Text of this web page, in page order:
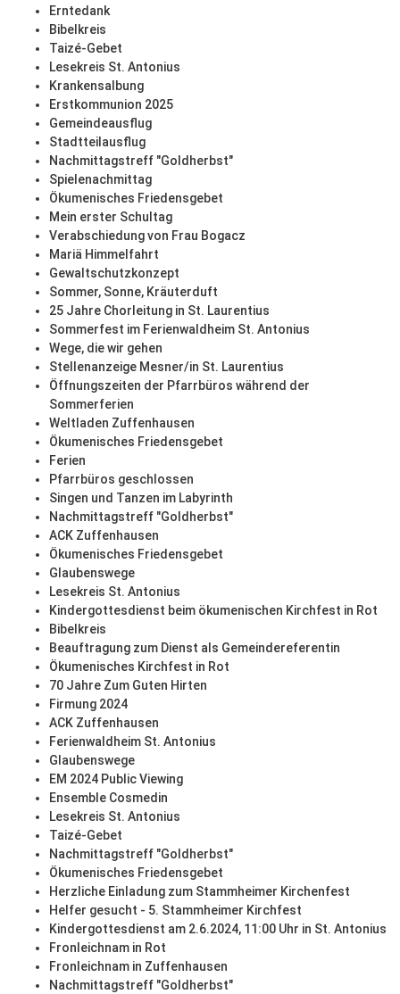
Erntedank
Bibelkreis
Taizé-Gebet
Lesekreis St. Antonius
Krankensalbung
Erstkommunion 2025
Gemeindeausflug
Stadtteilausflug
Nachmittagstreff "Goldherbst"
Spielenachmittag
Ökumenisches Friedensgebet
Mein erster Schultag
Verabschiedung von Frau Bogacz
Mariä Himmelfahrt
Gewaltschutzkonzept
Sommer, Sonne, Kräuterduft
25 Jahre Chorleitung in St. Laurentius
Sommerfest im Ferienwaldheim St. Antonius
Wege, die wir gehen
Stellenanzeige Mesner/in St. Laurentius
Öffnungszeiten der Pfarrbüros während der
Sommerferien
Weltladen Zuffenhausen
Ökumenisches Friedensgebet
Ferien
Pfarrbüros geschlossen
Singen und Tanzen im Labyrinth
Nachmittagstreff "Goldherbst"
ACK Zuffenhausen
Ökumenisches Friedensgebet
Glaubenswege
Lesekreis St. Antonius
Kindergottesdienst beim ökumenischen Kirchfest in Rot
Bibelkreis
Beauftragung zum Dienst als Gemeindereferentin
Ökumenisches Kirchfest in Rot
70 Jahre Zum Guten Hirten
Firmung 2024
ACK Zuffenhausen
Ferienwaldheim St. Antonius
Glaubenswege
EM 2024 Public Viewing
Ensemble Cosmedin
Lesekreis St. Antonius
Taizé-Gebet
Nachmittagstreff "Goldherbst"
Ökumenisches Friedensgebet
Herzliche Einladung zum Stammheimer Kirchenfest
Helfer gesucht - 5. Stammheimer Kirchfest
Kindergottesdienst am 2.6.2024, 11:00 Uhr in St. Antonius
Fronleichnam in Rot
Fronleichnam in Zuffenhausen
Nachmittagstreff "Goldherbst"